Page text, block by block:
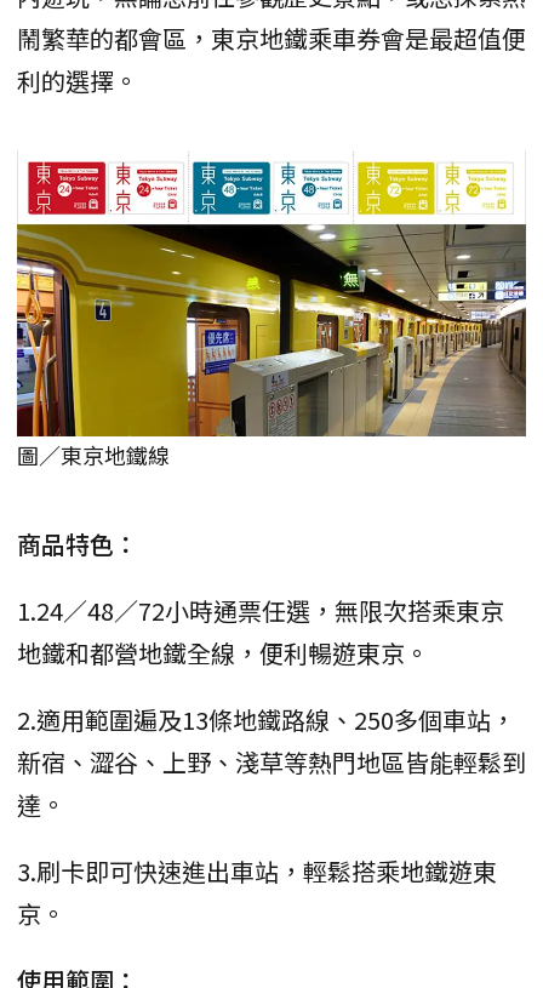
鬧繁華的都會區，東京地鐵乘車券會是最超值便
利的選擇。
圖／東京地鐵線
商品特色：
1.24／48／72小時通票任選，無限次搭乘東京
地鐵和都營地鐵全線，便利暢遊東京。
2.適用範圍遍及13條地鐵路線、250多個車站，
新宿、澀谷、上野、淺草等熱門地區皆能輕鬆到
達。
3.刷卡即可快速進出車站，輕鬆搭乘地鐵遊東
京。
使用範圍：